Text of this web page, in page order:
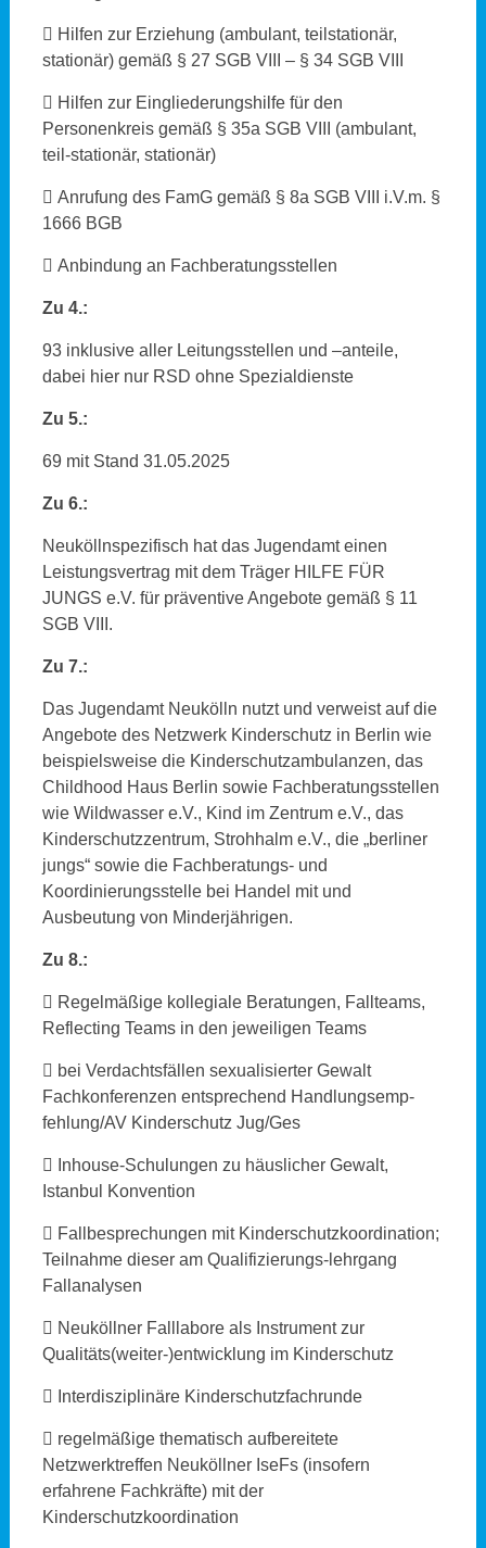
 Hilfen zur Erziehung (ambulant, teilstationär,
stationär) gemäß § 27 SGB VIII – § 34 SGB VIII
 Hilfen zur Eingliederungshilfe für den
Personenkreis gemäß § 35a SGB VIII (ambulant,
teil-stationär, stationär)
 Anrufung des FamG gemäß § 8a SGB VIII i.V.m. §
1666 BGB
 Anbindung an Fachberatungsstellen
Zu 4.:
93 inklusive aller Leitungsstellen und –anteile,
dabei hier nur RSD ohne Spezialdienste
Zu 5.:
69 mit Stand 31.05.2025
Zu 6.:
Neuköllnspezifisch hat das Jugendamt einen
Leistungsvertrag mit dem Träger HILFE FÜR
JUNGS e.V. für präventive Angebote gemäß § 11
SGB VIII.
Zu 7.:
Das Jugendamt Neukölln nutzt und verweist auf die
Angebote des Netzwerk Kinderschutz in Berlin wie
beispielsweise die Kinderschutzambulanzen, das
Childhood Haus Berlin sowie Fachberatungsstellen
wie Wildwasser e.V., Kind im Zentrum e.V., das
Kinderschutzzentrum, Strohhalm e.V., die „berliner
jungs“ sowie die Fachberatungs- und
Koordinierungsstelle bei Handel mit und
Ausbeutung von Minderjährigen.
Zu 8.:
 Regelmäßige kollegiale Beratungen, Fallteams,
Reflecting Teams in den jeweiligen Teams
 bei Verdachtsfällen sexualisierter Gewalt
Fachkonferenzen entsprechend Handlungsemp-
fehlung/AV Kinderschutz Jug/Ges
 Inhouse-Schulungen zu häuslicher Gewalt,
Istanbul Konvention
 Fallbesprechungen mit Kinderschutzkoordination;
Teilnahme dieser am Qualifizierungs-lehrgang
Fallanalysen
 Neuköllner Falllabore als Instrument zur
Qualitäts(weiter-)entwicklung im Kinderschutz
 Interdisziplinäre Kinderschutzfachrunde
 regelmäßige thematisch aufbereitete
Netzwerktreffen Neuköllner IseFs (insofern
erfahrene Fachkräfte) mit der
Kinderschutzkoordination